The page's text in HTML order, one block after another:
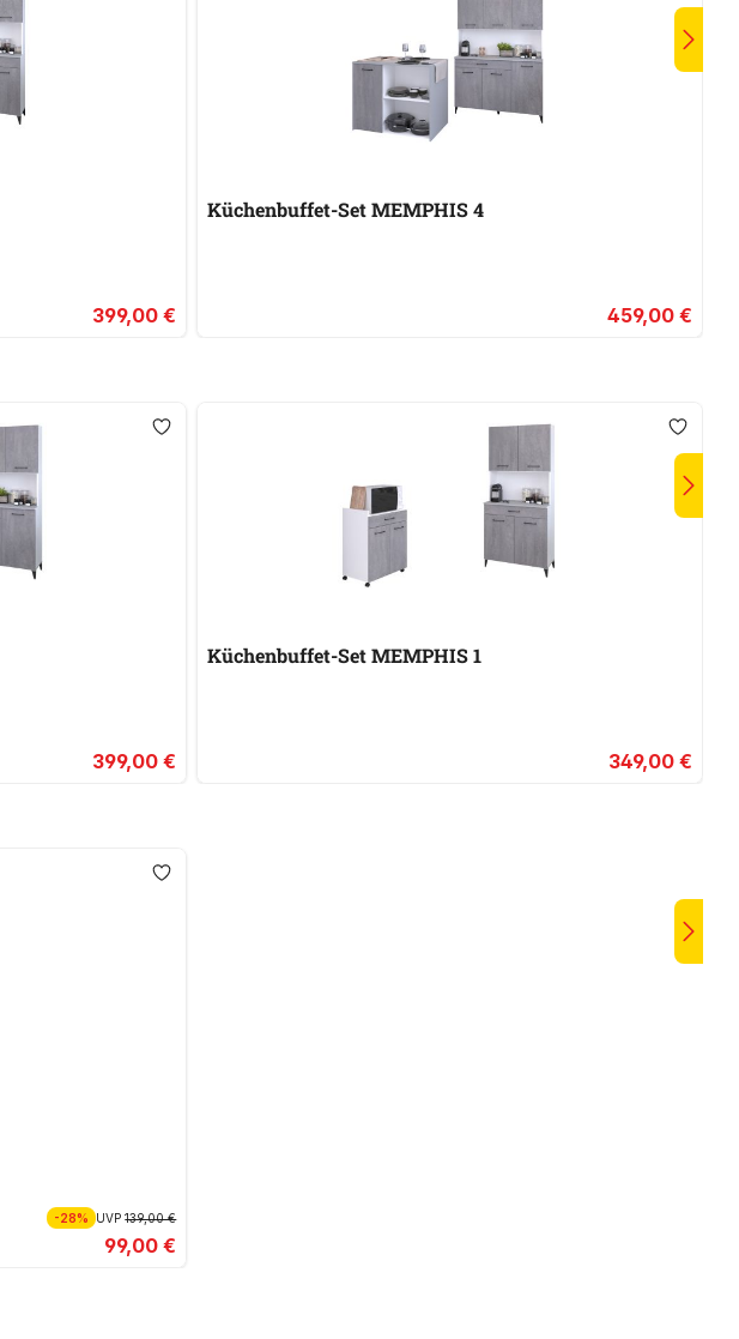
399,00 €
Küchenbuffet-Set MEMPHIS 4
459,00 €
399,00 €
Küchenbuffet-Set MEMPHIS 1
349,00 €
-28% UVP139,00 €
99,00 €